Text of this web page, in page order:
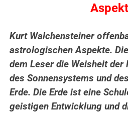
Kurt Walchensteiner
astrologischen Aspekte.
dem Leser die Weisheit der
des Sonnensystems und
Erde.Die Erde ist eine
geistigen Entwicklung und